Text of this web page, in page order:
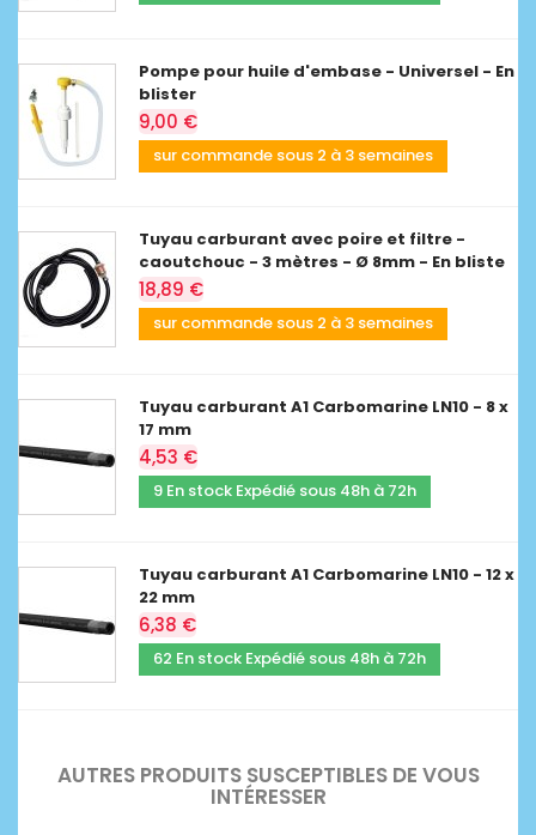
Pompe pour huile d'embase - Universel - En
blister
9,00 €
sur commande sous 2 à 3 semaines
Tuyau carburant avec poire et filtre -
caoutchouc - 3 mètres - Ø 8mm - En bliste
18,89 €
sur commande sous 2 à 3 semaines
Tuyau carburant A1 Carbomarine LN10 - 8 x
17 mm
4,53 €
9 En stock Expédié sous 48h à 72h
Tuyau carburant A1 Carbomarine LN10 - 12 x
22 mm
6,38 €
62 En stock Expédié sous 48h à 72h
AUTRES PRODUITS SUSCEPTIBLES DE VOUS
INTÉRESSER